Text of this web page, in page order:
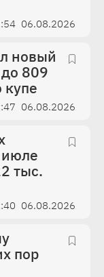
06.08.2026
новый
809
купе
06.08.2026
тыс.
06.08.2026
пор